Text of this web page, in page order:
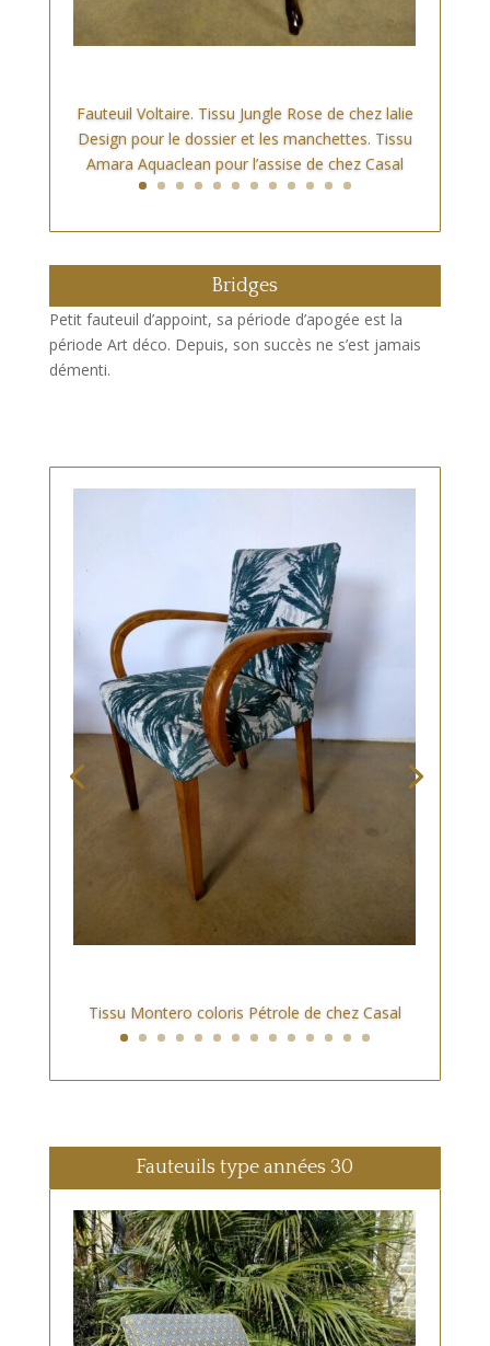
Fauteuil Voltaire. Tissu Jungle Rose de chez lalie
Design pour le dossier et les manchettes. Tissu
Amara Aquaclean pour l’assise de chez Casal
Bridges
Petit fauteuil d’appoint, sa période d’apogée est la
période Art déco. Depuis, son succès ne s’est jamais
démenti.
Tissu Montero coloris Pétrole de chez Casal
Fauteuils type années 30